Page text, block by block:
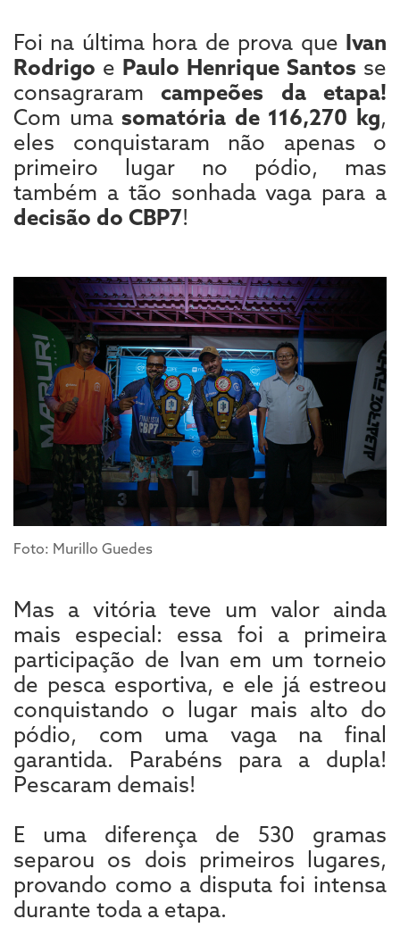
Foi na última hora de prova que Ivan
Rodrigo e Paulo Henrique Santos se
consagraram campeões da etapa!
Com umasomatória de 116,270 kg,
eles conquistaram não apenas o
primeiro lugar no pódio, mas
também a tão sonhada vaga para a
decisão do CBP7!
Foto: Murillo Guedes
Mas a vitória teve um valor ainda
mais especial: essa foi a primeira
participação de Ivan em um torneio
de pesca esportiva, e ele já estreou
conquistando o lugar mais alto do
pódio, com uma vaga na final
garantida. Parabéns para a dupla!
Pescaram demais!
E uma diferença de 530 gramas
separou os dois primeiros lugares,
provando como a disputa foi intensa
durante toda a etapa.